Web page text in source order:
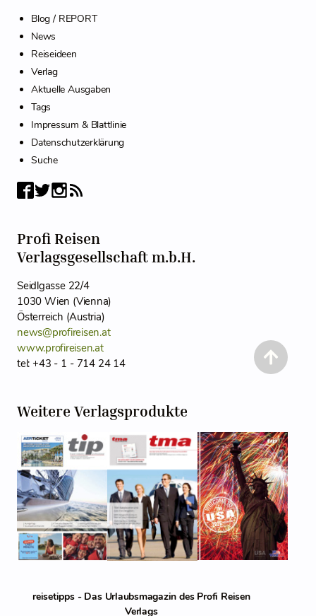
Blog / REPORT
News
Reiseideen
Verlag
Aktuelle Ausgaben
Tags
Impressum & Blattlinie
Datenschutzerklärung
Suche
Profi Reisen
Verlagsgesellschaft m.b.H.
Seidlgasse 22/4
1030 Wien (Vienna)
Österreich (Austria)
news@profireisen.at
www.profireisen.at
tel: +43 - 1 - 714 24 14
Weitere Verlagsprodukte
reisetipps - Das Urlaubsmagazin des Profi Reisen
Verlags